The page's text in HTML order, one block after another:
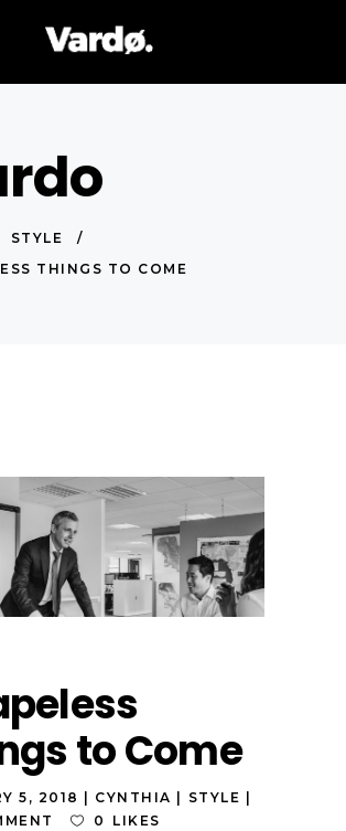
STYLE
/
THINGS TO COME
to Come
5, 2018 CYNTHIA
STYLE
0 LIKES